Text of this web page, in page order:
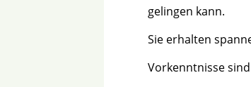
gelingen kann.
Sie erhalten
Vorkenntnisse